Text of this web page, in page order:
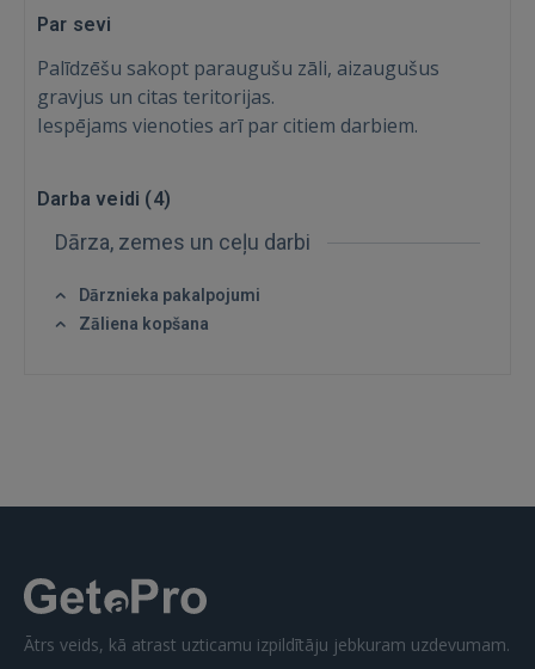
Ienākt
Par sevi
Palīdzēšu sakopt paraugušu zāli, aizaugušus
gravjus un citas teritorijas.
Iespējams vienoties arī par citiem darbiem.
Darba veidi (4)
Dārza, zemes un ceļu darbi
Dārznieka pakalpojumi
Zāliena kopšana
Ātrs veids, kā atrast uzticamu izpildītāju jebkuram uzdevumam.